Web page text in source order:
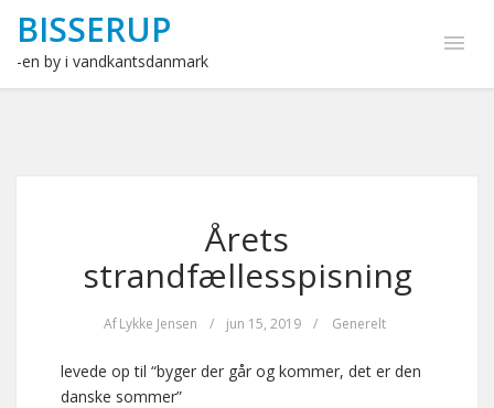
BISSERUP
-en by i vandkantsdanmark
Årets
strandfællesspisning
Af Lykke Jensen / jun 15, 2019 / Generelt
levede op til “byger der går og kommer, det er den
danske sommer”